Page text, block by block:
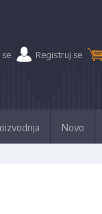
Registruj se
Novo